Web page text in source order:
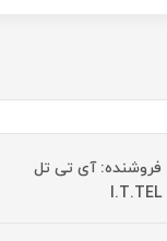
فروشنده: آی تی تل
I.T.TEL